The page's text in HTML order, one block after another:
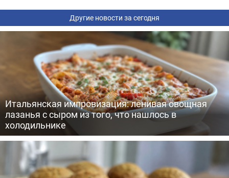
Другие новости за сегодня
Итальянская импровизация: ленивая овощная
лазанья с сыром из того, что нашлось в
холодильнике